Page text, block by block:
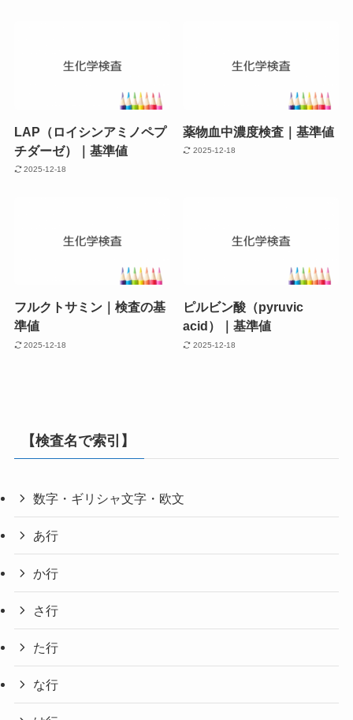
LAP（ロイシンアミノペプ
チダーゼ）｜基準値
2025-12-18
薬物血中濃度検査｜基準値
2025-12-18
フルクトサミン｜検査の基
準値
2025-12-18
ピルビン酸（pyruvic
acid）｜基準値
2025-12-18
【検査名で索引】
数字・ギリシャ文字・欧文
あ行
か行
さ行
た行
な行